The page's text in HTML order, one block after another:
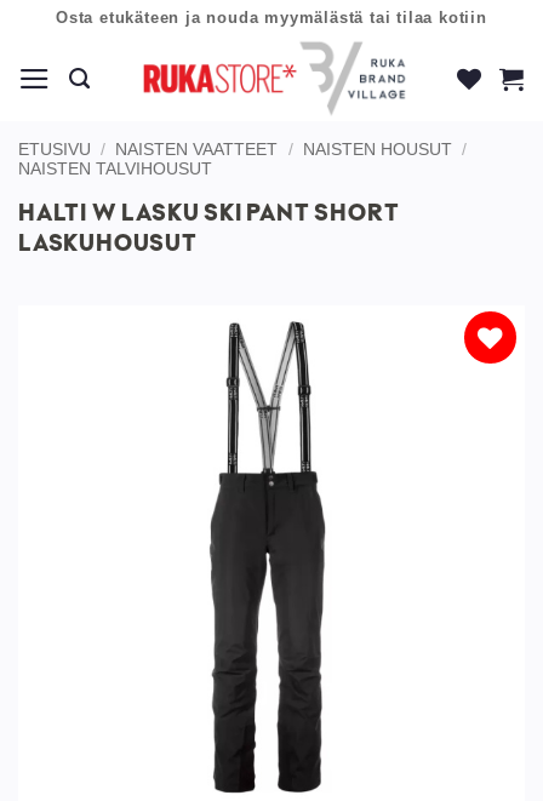
content
Osta etukäteen ja nouda myymälästä tai tilaa kotiin
ETUSIVU / NAISTEN VAATTEET / NAISTEN HOUSUT /
NAISTEN TALVIHOUSUT
HALTI W LASKU SKI PANT SHORT
LASKUHOUSUT